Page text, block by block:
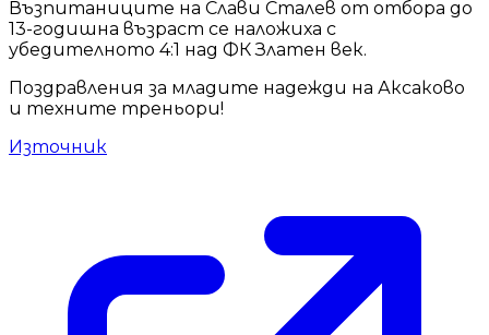
Възпитаниците на Слави Сталев от отбора до
13-годишна възраст се наложиха с
убедителното 4:1 над ФК Златен век.
Поздравления за младите надежди на Аксаково
и техните треньори!
Източник